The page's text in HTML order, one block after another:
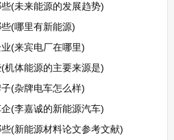
(未来能源的发展趋势)
(哪里有新能源)
(来宾电厂在哪里)
机体能源的主要来源是)
(杂牌电车怎么样)
(李嘉诚的新能源汽车)
(新能源材料论文参考文献)